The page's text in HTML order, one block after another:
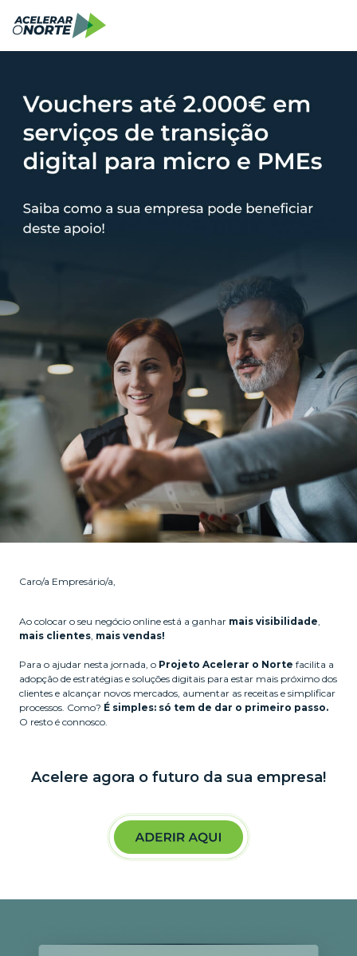
Caro/a Empresário/a,
Ao colocar o seu negócio online está a ganhar mais visibilidade,
mais clientes, mais vendas!
Para o ajudar nesta jornada, o Projeto Acelerar o Norte facilita a
adopção de estratégias e soluções digitais para estar mais próximo dos
clientes e alcançar novos mercados, aumentar as receitas e simplificar
processos. Como? É simples: só tem de dar o primeiro passo.
O resto é connosco.
Acelere agora o futuro da sua empresa!